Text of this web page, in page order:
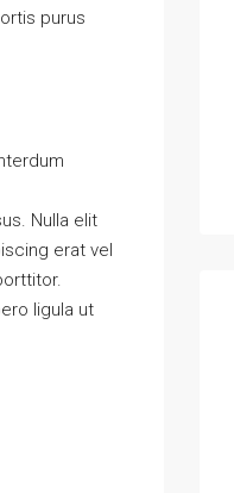
purus
Nulla elit
erat vel
ligula ut